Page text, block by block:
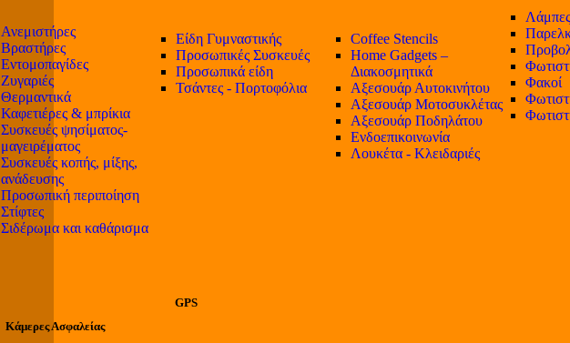
Ανεμιστήρες
Βραστήρες
Εντομοπαγίδες
Ζυγαριές
Θερμαντικά
Καφετιέρες & μπρίκια
Συσκευές ψησίματος-
μαγειρέματος
Συσκευές κοπής, μίξης,
ανάδευσης
Προσωπική περιποίηση
Στίφτες
Σιδέρωμα και καθάρισμα
Είδη Γυμναστικής
Προσωπικές Συσκευές
Προσωπικά είδη
Τσάντες - Πορτοφόλια
Coffee Stencils
Home Gadgets –
Διακοσμητικά
Αξεσουάρ Αυτοκινήτου
Αξεσουάρ Μοτοσυκλέτας
Αξεσουάρ Ποδηλάτου
Ενδοεπικοινωνία
Λουκέτα - Κλειδαριές
Λάμπες
Φακοί
Κάμερες Ασφαλείας
GPS